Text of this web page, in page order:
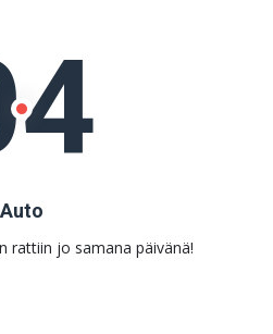
Auto
rattiin jo samana päivänä!